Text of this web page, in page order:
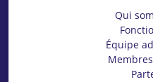
Qui
Équipe